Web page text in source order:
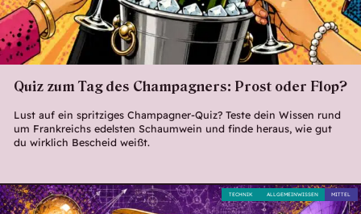
Quiz zum Tag des Champagners: Prost oder Flop?
Lust auf ein spritziges Champagner-Quiz? Teste dein Wissen rund
um Frankreichs edelsten Schaumwein und finde heraus, wie gut
du wirklich Bescheid weißt.
MITTEL
ALLGEMEINWISSEN
TECHNIK